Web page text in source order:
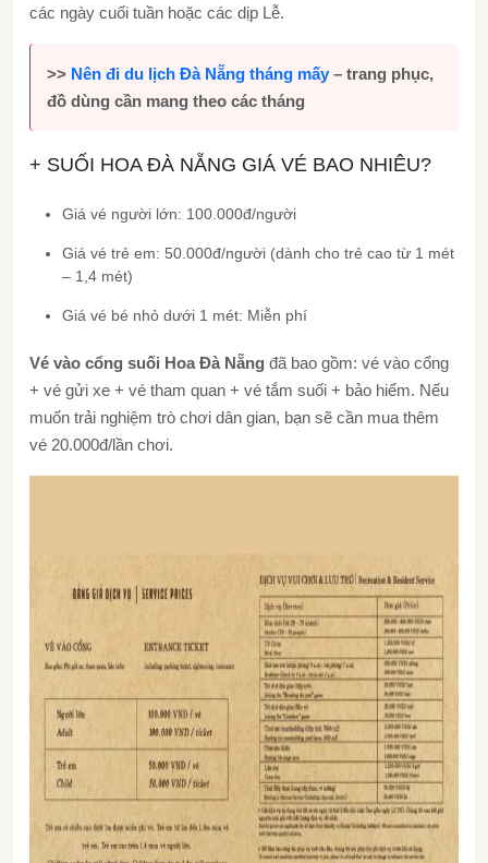
các ngày cuối tuần hoặc các dịp Lễ.
>> Nên đi du lịch Đà Nẵng tháng mấy – trang phục,
đồ dùng cần mang theo các tháng
+ SUỐI HOA ĐÀ NẴNG GIÁ VÉ BAO NHIÊU?
Giá vé người lớn: 100.000đ/người
Giá vé trẻ em: 50.000đ/người (dành cho trẻ cao từ 1 mét
– 1,4 mét)
Giá vé bé nhỏ dưới 1 mét: Miễn phí
Vé vào cổng suối Hoa Đà Nẵng đã bao gồm: vé vào cổng
+ vé gửi xe + vé tham quan + vé tắm suối + bảo hiểm. Nếu
muốn trải nghiệm trò chơi dân gian, bạn sẽ cần mua thêm
vé 20.000đ/lần chơi.